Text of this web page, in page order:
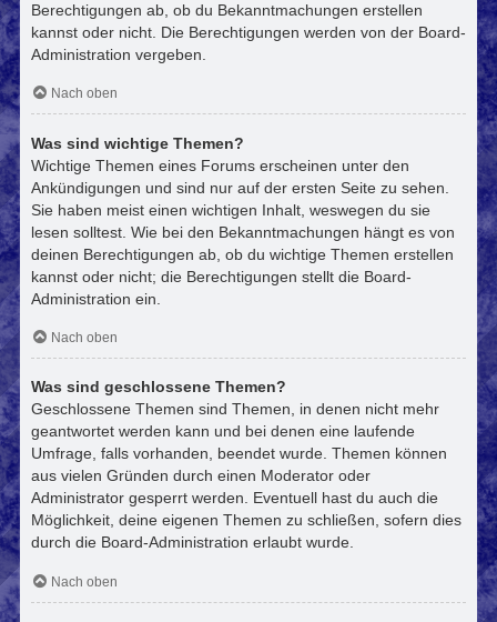
Berechtigungen ab, ob du Bekanntmachungen erstellen
kannst oder nicht. Die Berechtigungen werden von der Board-
Administration vergeben.
Nach oben
Was sind wichtige Themen?
Wichtige Themen eines Forums erscheinen unter den
Ankündigungen und sind nur auf der ersten Seite zu sehen.
Sie haben meist einen wichtigen Inhalt, weswegen du sie
lesen solltest. Wie bei den Bekanntmachungen hängt es von
deinen Berechtigungen ab, ob du wichtige Themen erstellen
kannst oder nicht; die Berechtigungen stellt die Board-
Administration ein.
Nach oben
Was sind geschlossene Themen?
Geschlossene Themen sind Themen, in denen nicht mehr
geantwortet werden kann und bei denen eine laufende
Umfrage, falls vorhanden, beendet wurde. Themen können
aus vielen Gründen durch einen Moderator oder
Administrator gesperrt werden. Eventuell hast du auch die
Möglichkeit, deine eigenen Themen zu schließen, sofern dies
durch die Board-Administration erlaubt wurde.
Nach oben